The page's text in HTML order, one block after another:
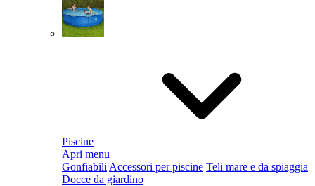
Piscine
Apri menu
Gonfiabili Accessori per piscine Teli mare e da spiaggia
Docce da giardino